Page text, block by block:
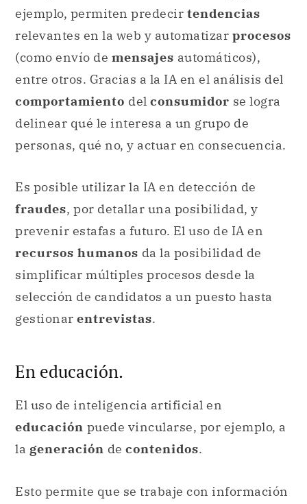
ejemplo, permiten predecir tendencias
relevantes en la web y automatizar procesos
(como envío de mensajes automáticos),
entre otros. Gracias a la IA en el análisis del
comportamiento del consumidor se logra
delinear qué le interesa a un grupo de
personas, qué no, y actuar en consecuencia.
Es posible utilizar la IA en detección de
fraudes, por detallar una posibilidad, y
prevenir estafas a futuro. El uso de IA en
recursos humanos da la posibilidad de
simplificar múltiples procesos desde la
selección de candidatos a un puesto hasta
gestionar entrevistas.
En educación.
El uso de inteligencia artificial en
educación puede vincularse, por ejemplo, a
la generación de contenidos.
Esto permite que se trabaje con información